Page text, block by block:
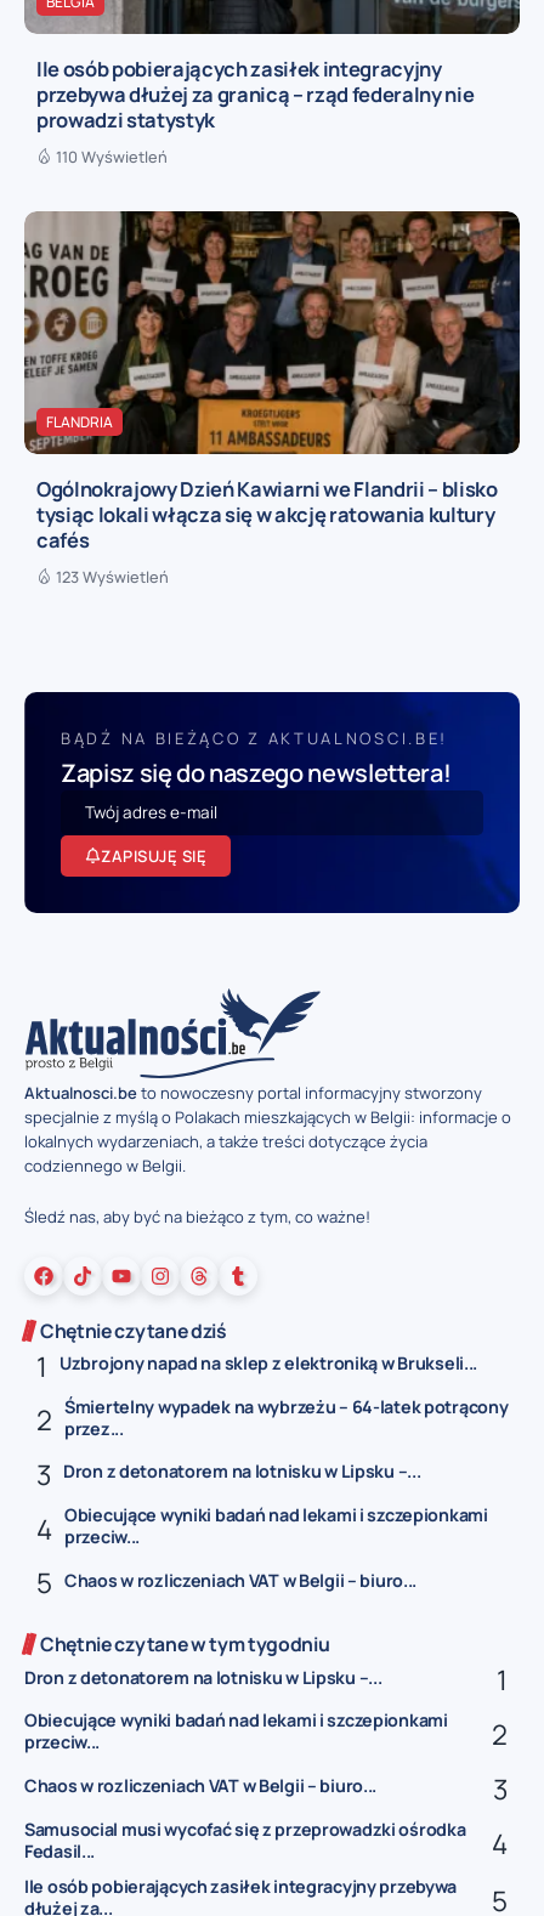
Ile osób pobierających zasiłek integracyjny
przebywa dłużej za granicą – rząd federalny nie
prowadzi statystyk
110 Wyświetleń
FLANDRIA
Ogólnokrajowy Dzień Kawiarni we Flandrii – blisko
tysiąc lokali włącza się w akcję ratowania kultury
cafés
123 Wyświetleń
BĄDŹ NA BIEŻĄCO Z AKTUALNOSCI.BE!
Zapisz się do naszego newslettera!
ZAPISUJĘ SIĘ
Aktualnosci.beto nowoczesny portal informacyjny stworzony
specjalnie z myślą o Polakach mieszkających w Belgii: informacje o
lokalnych wydarzeniach, a także treści dotyczące życia
codziennego w Belgii.
Śledź nas, aby być na bieżąco z tym, co ważne!
Chętnie czytane dziś
Uzbrojony napad na sklep z elektroniką w Brukseli...
Śmiertelny wypadek na wybrzeżu – 64-latek potrącony
przez...
Dron z detonatorem na lotnisku w Lipsku –...
Obiecujące wyniki badań nad lekami i szczepionkami
przeciw...
Chaos w rozliczeniach VAT w Belgii – biuro...
Chętnie czytane w tym tygodniu
Dron z detonatorem na lotnisku w Lipsku –...
Obiecujące wyniki badań nad lekami i szczepionkami
przeciw...
Chaos w rozliczeniach VAT w Belgii – biuro...
Samusocial musi wycofać się z przeprowadzki ośrodka
Fedasil...
Ile osób pobierających zasiłek integracyjny przebywa
dłużej za...